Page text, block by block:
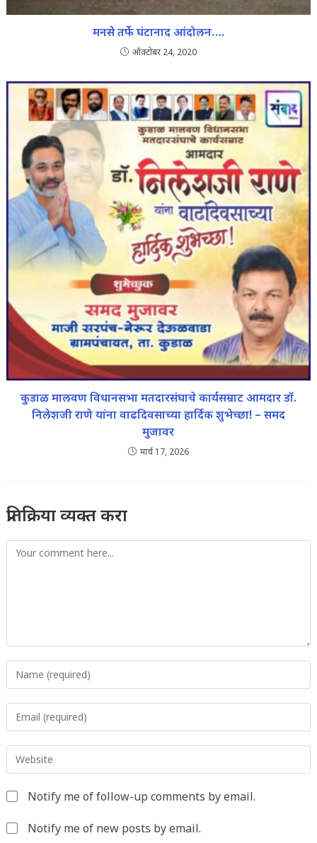
मनसे तर्फे घंटानाद आंदोलन….
ऑक्टोबर 24, 2020
कुडाळ मालवण विधानसभा मतदारसंघाचे कार्यसम्राट आमदार डॉ.
निलेशजी राणे यांना वाढदिवसाच्या हार्दिक शुभेच्छा! – समद
मुजावर
मार्च 17, 2026
प्रतिक्रिया व्यक्त करा
Comment
your
username
to
comment
your
address
toyour
URL
Notify me of follow-up comments by email.
Notify me of new posts by email.